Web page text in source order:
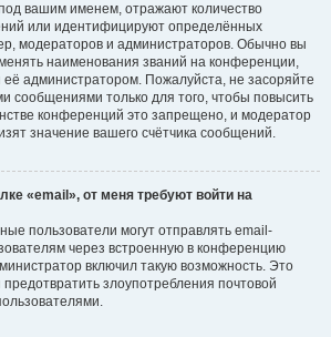
вашим именем, отражают количество
или идентифицируют определённых
модераторов и администраторов. Обычно вы
наименования званий на конференции,
её администратором. Пожалуйста, не засоряйте
сообщениями только для того, чтобы повысить
конференций это запрещено, и модератор
значение вашего счётчика сообщений.
«email», от меня требуют войти на
пользователи могут отправлять email-
через встроенную в конференцию
включил такую возможность. Это
злоупотребления почтовой